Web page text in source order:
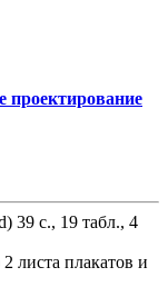
проектирование
39 с., 19 табл., 4
листа плакатов и